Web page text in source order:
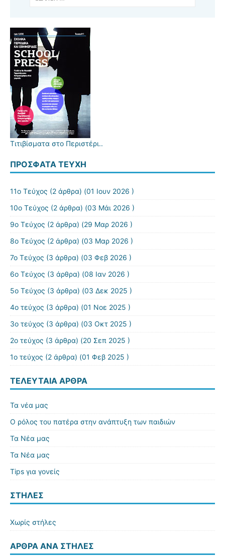
Τιτιβίσματα στο Περιστέρι..
ΠΡΌΣΦΑΤΑ ΤΕΎΧΗ
11ο Τεύχος (2 άρθρα) (01 Ιουν 2026 )
10ο Τεύχος (2 άρθρα) (03 Μάι 2026 )
9ο Τεύχος (2 άρθρα) (29 Μαρ 2026 )
8o Τεύχος (2 άρθρα) (03 Μαρ 2026 )
7ο Τεύχος (3 άρθρα) (03 Φεβ 2026 )
6ο Τεύχος (3 άρθρα) (08 Ιαν 2026 )
5ο Τεύχος (3 άρθρα) (03 Δεκ 2025 )
4ο τεύχος (3 άρθρα) (01 Νοε 2025 )
3o τεύχος (3 άρθρα) (03 Οκτ 2025 )
2ο τεύχος (3 άρθρα) (20 Σεπ 2025 )
1ο τεύχος (2 άρθρα) (01 Φεβ 2025 )
ΤΕΛΕΥΤΑΊΑ ΆΡΘΡΑ
Τα νέα μας
Ο ρόλος του πατέρα στην ανάπτυξη των παιδιών
Τα Νέα μας
Τα Νέα μας
Tips για γονείς
ΣΤΉΛΕΣ
Χωρίς στήλες
ΆΡΘΡΑ ΑΝΆ ΣΤΉΛΕΣ